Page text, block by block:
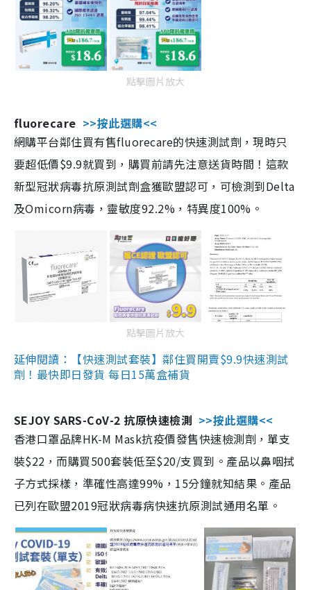
點擊圖片放大
fluorecare >>按此選購<<
網購平台鄰住買有售fluorecare的快速測試劑，現時只
要超低價$9.9就買到，購買前請先注意送貨時間！這款
新型冠狀病毒抗原測試劑盒獲歐盟認可，可檢測到Delta
及Omicorn病毒，靈敏度92.2%，特異度100%。
點擊圖片放大
延伸閱讀：【快速測試套裝】鄰住買開賣$9.9快速測試
劑！最快即日發貨 每日15萬盒補貨
SEJOY SARS-CoV-2 抗原快速檢測 >>按此選購<<
香港口罩品牌HK-M Mask抗疫價發售快速檢測劑，單支
裝$22，而購買500套裝低至$20/支買到。產品以鼻咽拭
子方式採樣，準確性高達99%，15分鐘就知結果。產品
已列在歐盟2019冠狀病毒病快速抗原測試通用名單。